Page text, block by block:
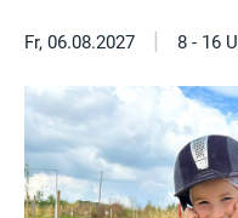
Fr, 06.08.2027 | 8 - 16